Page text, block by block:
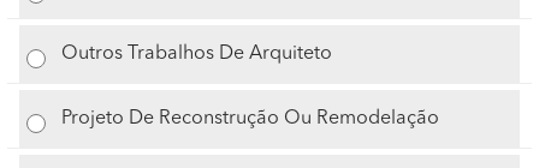
Outros Trabalhos De Arquiteto
Projeto De Reconstrução Ou Remodelação